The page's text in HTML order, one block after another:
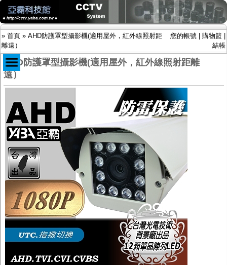
» 首頁 » AHD防護罩型攝影機(適用屋外，紅外線照射距
離遠）
您的帳號 購物籃
結帳
IP網路攝影機及錄放影機
AHD DVR數位錄放影機
AHD半球型(適用屋內)
AHD中小型紅外線攝影機(適用騎樓、室內外)
AHD防護罩型攝影機(適用屋外，紅外線照射
距離遠）
AHD特殊功能型攝影機
旋轉型攝影機.旋轉台
傳統高解析攝影機
鏡頭
投光設備
防護罩及支架
多路攝影機單軸傳輸
監聽器.麥克風
網路設備
雙絞線傳輸器
AHD防護罩型攝影機(適用屋外，紅外線照射距離
遠）